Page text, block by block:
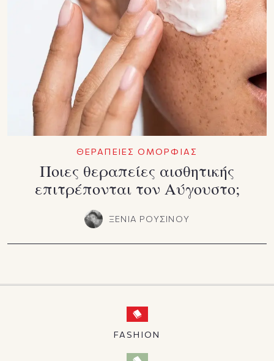
ΘΕΡΑΠΕΙΕΣ ΟΜΟΡΦΙΑΣ
Ποιες θεραπείες αισθητικής
επιτρέπονται τον Αύγουστο;
ΞΕΝΙΑ ΡΟΥΣΙΝΟΥ
FASHION